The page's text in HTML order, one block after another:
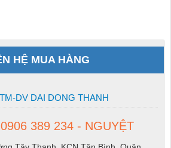
HỆ MUA HÀNG
DV DAI DONG THANH
389 234 - NGUYỆT